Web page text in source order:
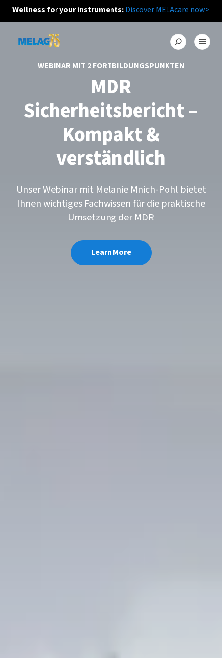
Wellness for your instruments:Discover MELAcare now>
WEBINAR MIT 2 FORTBILDUNGSPUNKTEN
MDR
Sicherheitsbericht –
Kompakt &
verständlich
Unser Webinar mit Melanie Mnich-Pohl bietet
Ihnen wichtiges Fachwissen für die praktische
Umsetzung der MDR
Learn More